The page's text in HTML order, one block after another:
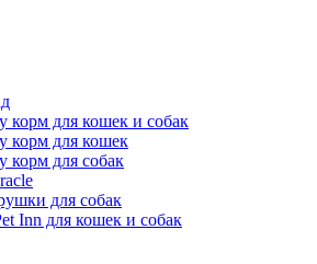
корм для кошек и собак
корм для кошек
корм для собак
для собак
Inn для кошек и собак